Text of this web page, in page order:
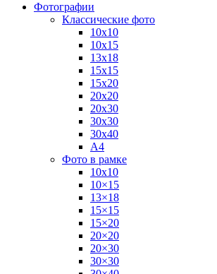
Фотографии
Классические фото
10х10
10х15
13х18
15х15
15х20
20х20
20х30
30х30
30х40
А4
Фото в рамке
10х10
10×15
13×18
15×15
15×20
20×20
20×30
30×30